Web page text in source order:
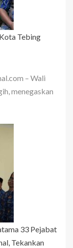
Tebing
– Wali
menegaskan
33 Pejabat
Tekankan